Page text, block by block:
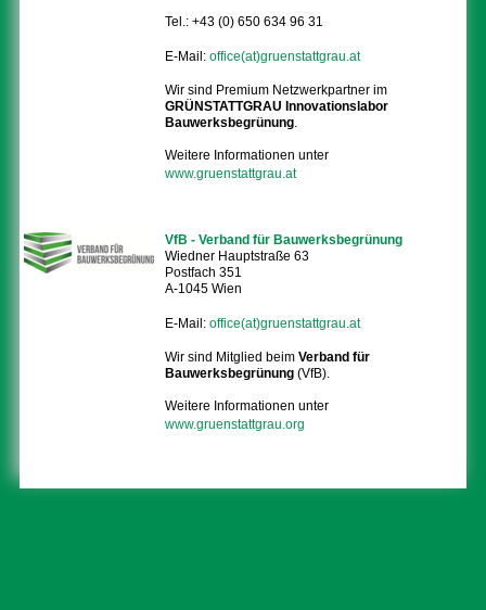
Tel.: +43 (0) 650 634 96 31
E-Mail:office(at)gruenstattgrau.at
Wir sind Premium Netzwerkpartner im
GRÜNSTATTGRAU Innovationslabor
Bauwerksbegrünung.
Weitere Informationen unter
www.gruenstattgrau.at
VfB - Verband für Bauwerksbegrünung
Wiedner Hauptstraße 63
Postfach 351
A-1045 Wien
E-Mail:office(at)gruenstattgrau.at
Wir sind Mitglied beim Verband für
Bauwerksbegrünung (VfB).
Weitere Informationen unter
www.gruenstattgrau.org